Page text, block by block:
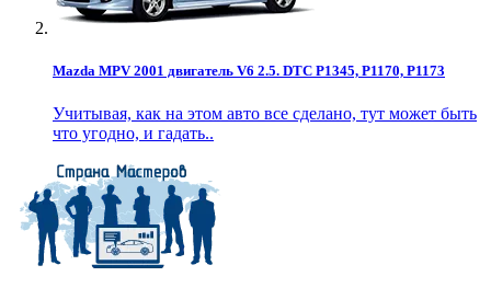
Mazda MPV 2001 двигатель V6 2.5. DTC P1345, P1170, P1173
Учитывая, как на этом авто все сделано, тут может быть
что угодно, и гадать..